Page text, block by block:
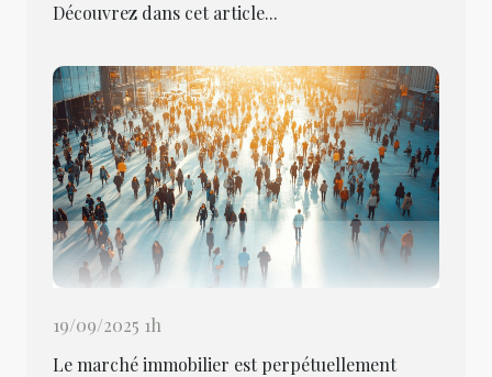
Découvrez dans cet article...
19/09/2025 1h
Le marché immobilier est perpétuellement